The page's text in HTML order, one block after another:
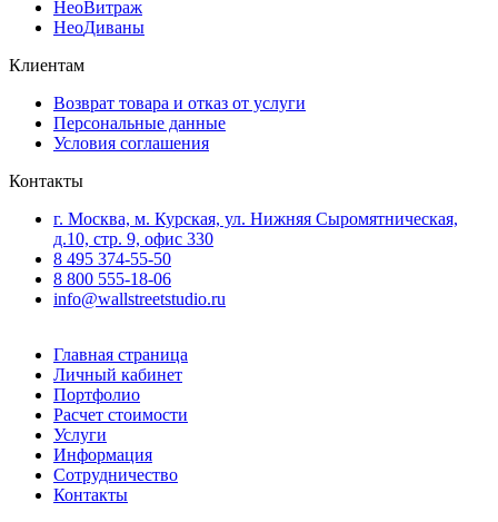
НеоВитраж
НеоДиваны
Клиентам
Возврат товара и отказ от услуги
Персональные данные
Условия соглашения
Контакты
г. Москва, м. Курская, ул. Нижняя Сыромятническая,
д.10, стр. 9, офис 330
8 495 374-55-50
8 800 555-18-06
info@wallstreetstudio.ru
Главная страница
Личный кабинет
Портфолио
Расчет стоимости
Услуги
Информация
Сотрудничество
Контакты